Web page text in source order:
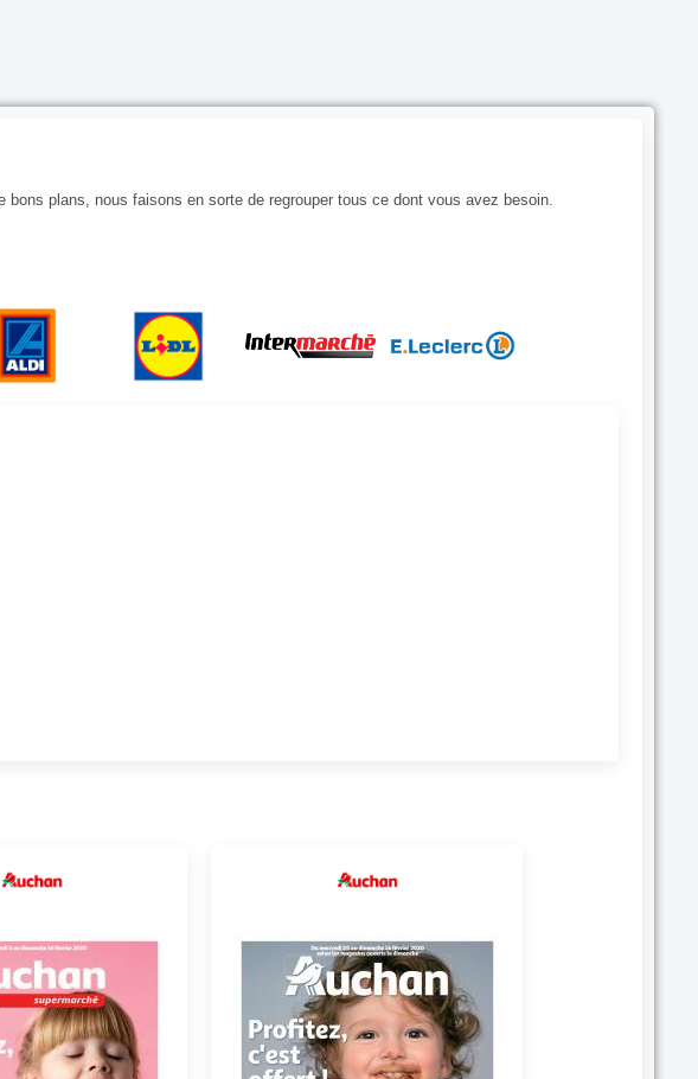
plans, nous faisons en sorte de regrouper tous ce dont vous avez besoin.